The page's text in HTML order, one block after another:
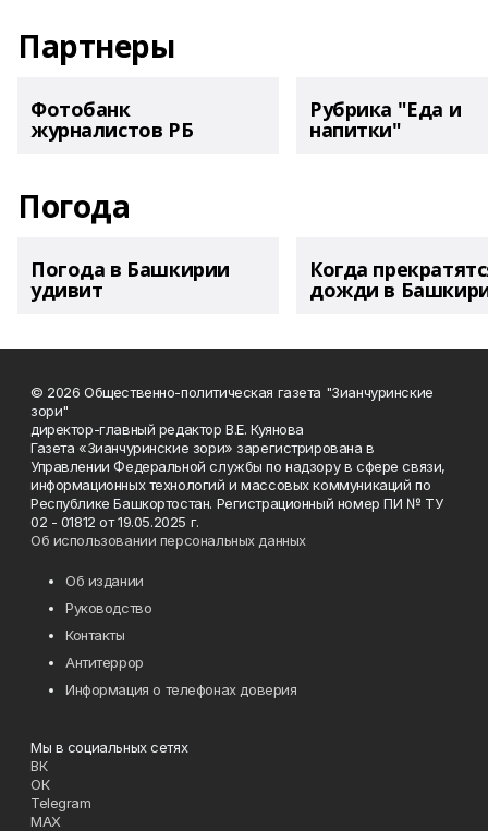
Партнеры
Фотобанк
журналистов РБ
Рубрика "Еда и
напитки"
Погода
Погода в Башкирии
удивит
Когда
дожди в
© 2026 Общественно-политическая газета "Зианчуринские
зори"
директор-главный редактор В.Е. Куянова
Газета «Зианчуринские зори» зарегистрирована в
Управлении Федеральной службы по надзору в сфере связи,
информационных технологий и массовых коммуникаций по
Республике Башкортостан. Регистрационный номер ПИ № ТУ
02 - 01812 от 19.05.2025 г.
Об использовании персональных данных
Об издании
Руководство
Контакты
Антитеррор
Информация о телефонах доверия
Мы в социальных сетях
ВК
ОК
Telegram
MAX